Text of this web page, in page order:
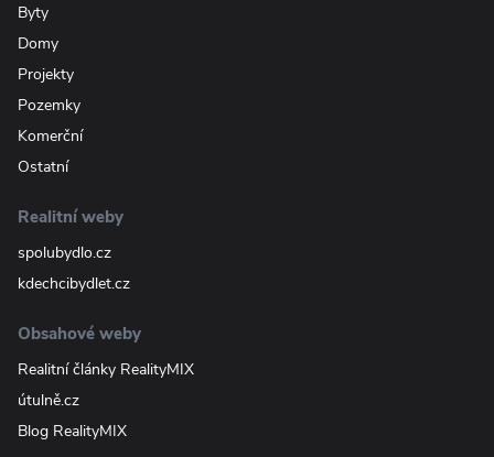
Byty
Domy
Projekty
Pozemky
Komerční
Ostatní
Realitní weby
spolubydlo.cz
kdechcibydlet.cz
Obsahové weby
Realitní články RealityMIX
útulně.cz
Blog RealityMIX